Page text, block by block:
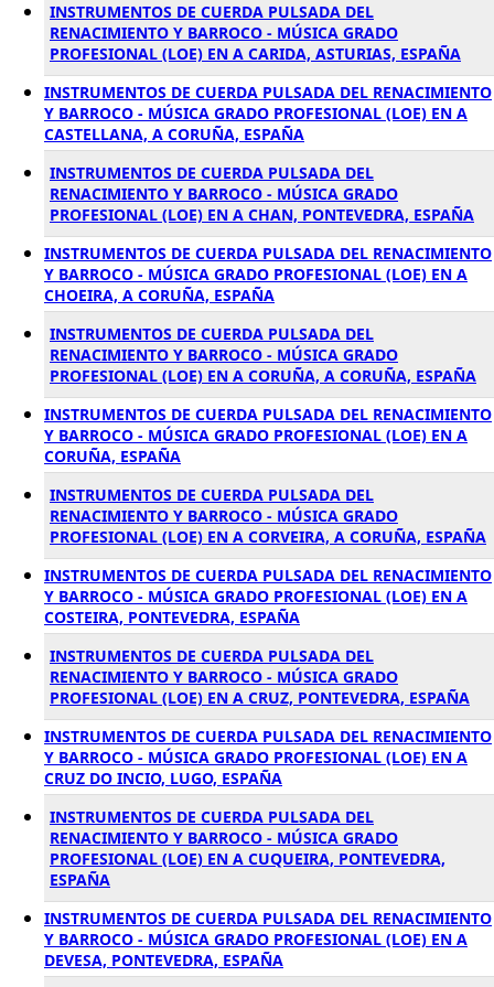
INSTRUMENTOS DE CUERDA PULSADA DEL
RENACIMIENTO Y BARROCO - MÚSICA GRADO
PROFESIONAL (LOE) EN A CARIDA, ASTURIAS, ESPAÑA
INSTRUMENTOS DE CUERDA PULSADA DEL RENACIMIENTO
Y BARROCO - MÚSICA GRADO PROFESIONAL (LOE) EN A
CASTELLANA, A CORUÑA, ESPAÑA
INSTRUMENTOS DE CUERDA PULSADA DEL
RENACIMIENTO Y BARROCO - MÚSICA GRADO
PROFESIONAL (LOE) EN A CHAN, PONTEVEDRA, ESPAÑA
INSTRUMENTOS DE CUERDA PULSADA DEL RENACIMIENTO
Y BARROCO - MÚSICA GRADO PROFESIONAL (LOE) EN A
CHOEIRA, A CORUÑA, ESPAÑA
INSTRUMENTOS DE CUERDA PULSADA DEL
RENACIMIENTO Y BARROCO - MÚSICA GRADO
PROFESIONAL (LOE) EN A CORUÑA, A CORUÑA, ESPAÑA
INSTRUMENTOS DE CUERDA PULSADA DEL RENACIMIENTO
Y BARROCO - MÚSICA GRADO PROFESIONAL (LOE) EN A
CORUÑA, ESPAÑA
INSTRUMENTOS DE CUERDA PULSADA DEL
RENACIMIENTO Y BARROCO - MÚSICA GRADO
PROFESIONAL (LOE) EN A CORVEIRA, A CORUÑA, ESPAÑA
INSTRUMENTOS DE CUERDA PULSADA DEL RENACIMIENTO
Y BARROCO - MÚSICA GRADO PROFESIONAL (LOE) EN A
COSTEIRA, PONTEVEDRA, ESPAÑA
INSTRUMENTOS DE CUERDA PULSADA DEL
RENACIMIENTO Y BARROCO - MÚSICA GRADO
PROFESIONAL (LOE) EN A CRUZ, PONTEVEDRA, ESPAÑA
INSTRUMENTOS DE CUERDA PULSADA DEL RENACIMIENTO
Y BARROCO - MÚSICA GRADO PROFESIONAL (LOE) EN A
CRUZ DO INCIO, LUGO, ESPAÑA
INSTRUMENTOS DE CUERDA PULSADA DEL
RENACIMIENTO Y BARROCO - MÚSICA GRADO
PROFESIONAL (LOE) EN A CUQUEIRA, PONTEVEDRA,
ESPAÑA
INSTRUMENTOS DE CUERDA PULSADA DEL RENACIMIENTO
Y BARROCO - MÚSICA GRADO PROFESIONAL (LOE) EN A
DEVESA, PONTEVEDRA, ESPAÑA